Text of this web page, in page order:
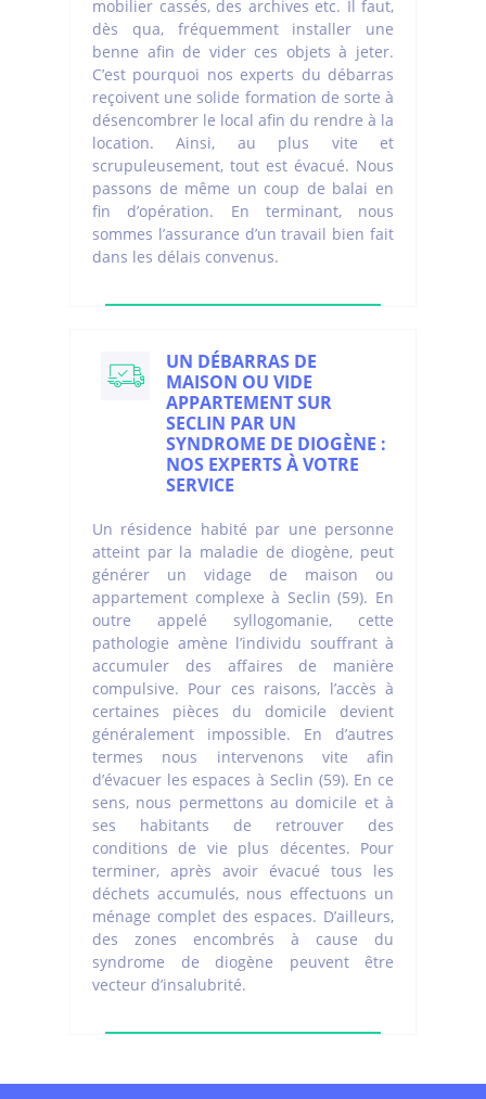
mobilier cassés, des archives etc. Il faut,
dès qua, fréquemment installer une
benne afin de vider ces objets à jeter.
C’est pourquoi nos experts du débarras
reçoivent une solide formation de sorte à
désencombrer le local afin du rendre à la
location. Ainsi, au plus vite et
scrupuleusement, tout est évacué. Nous
passons de même un coup de balai en
fin d’opération. En terminant, nous
sommes l’assurance d’un travail bien fait
dans les délais convenus.
UN DÉBARRAS DE
MAISON OU VIDE
APPARTEMENT SUR
SECLIN PAR UN
SYNDROME DE DIOGÈNE :
NOS EXPERTS À VOTRE
SERVICE
Un résidence habité par une personne
atteint par la maladie de diogène, peut
générer un vidage de maison ou
appartement complexe à Seclin (59). En
outre appelé syllogomanie, cette
pathologie amène l’individu souffrant à
accumuler des affaires de manière
compulsive. Pour ces raisons, l’accès à
certaines pièces du domicile devient
généralement impossible. En d’autres
termes nous intervenons vite afin
d’évacuer les espaces à Seclin (59). En ce
sens, nous permettons au domicile et à
ses habitants de retrouver des
conditions de vie plus décentes. Pour
terminer, après avoir évacué tous les
déchets accumulés, nous effectuons un
ménage complet des espaces. D’ailleurs,
des zones encombrés à cause du
syndrome de diogène peuvent être
vecteur d’insalubrité.